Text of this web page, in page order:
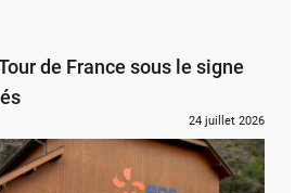
de France sous le signe
24 juillet 2026